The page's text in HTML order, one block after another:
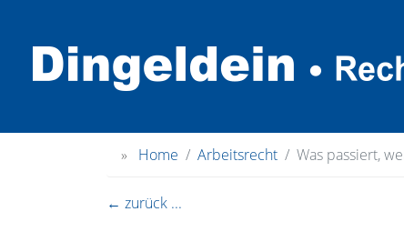
» Home Arbeitsrecht Was passiert,
← zurück ...